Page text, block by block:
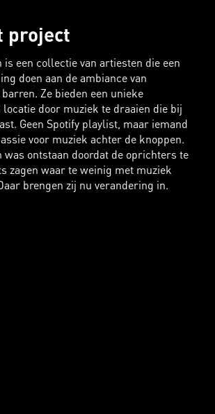
project
is een collectie van artiesten die een
doen aan de ambiance van
Ze bieden een unieke
locatie door muziek te draaien die bij
Geen Spotify playlist, maar iemand
voor muziek achter de knoppen.
was ontstaan doordat de oprichters te
zagen waar te weinig met muziek
brengen zij nu verandering in.